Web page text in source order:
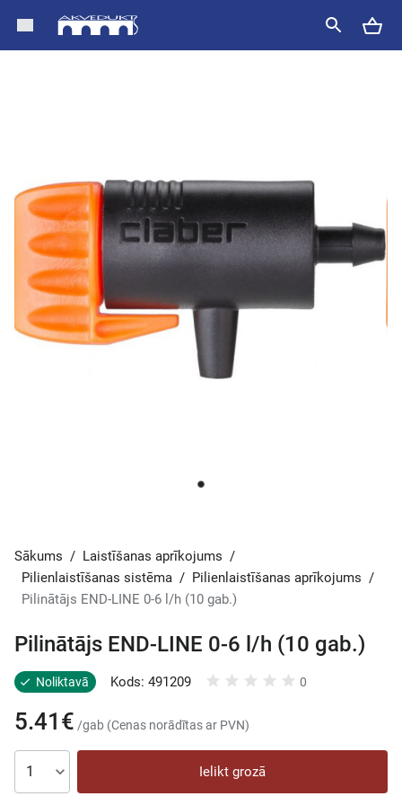
Sākums / Laistīšanas aprīkojums /
Pilienlaistīšanas sistēma / Pilienlaistīšanas aprīkojums /
Pilinātājs END-LINE 0-6 l/h (10 gab.)
Pilinātājs END-LINE 0-6 l/h (10 gab.)
Noliktavā Kods: 491209 0
5.41€ /gab (Cenas norādītas ar PVN)
Ielikt grozā